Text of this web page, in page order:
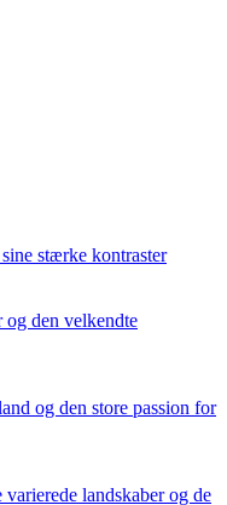
stærke kontraster
den velkendte
og den store passion for
landskaber og de